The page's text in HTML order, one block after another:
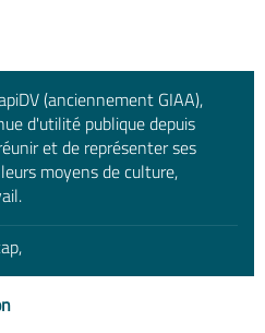
(anciennement GIAA),
d'utilité publique depuis
et de représenter ses
moyens de culture,